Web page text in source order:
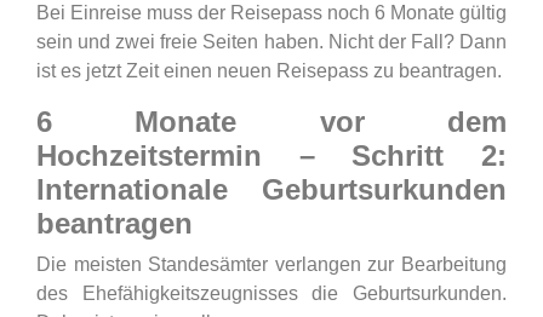
Bei Einreise muss der Reisepass noch 6 Monate gültig
sein und zwei freie Seiten haben. Nicht der Fall? Dann
ist es jetzt Zeit einen neuen Reisepass zu beantragen.
6 Monate vor dem
Hochzeitstermin – Schritt 2:
Internationale Geburtsurkunden
beantragen
Die meisten Standesämter verlangen zur Bearbeitung
des Ehefähigkeitszeugnisses die Geburtsurkunden.